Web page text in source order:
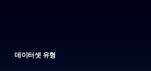
데이터셋 유형